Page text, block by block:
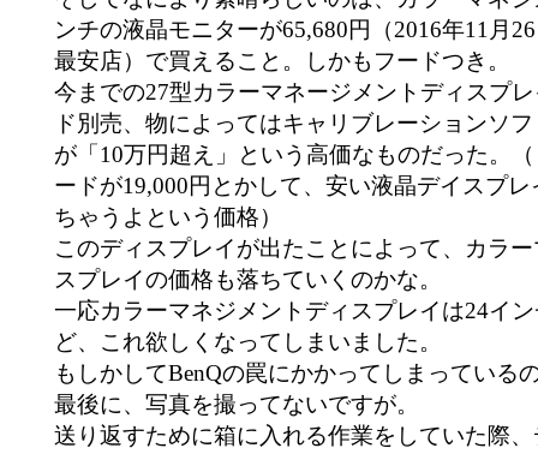
ンチの液晶モニターが65,680円（2016年11月
最安店）で買えること。しかもフードつき。
今までの27型カラーマネージメントディスプ
ド別売、物によってはキャリブレーションソ
が「10万円超え」という高価なものだった。
ードが19,000円とかして、安い液晶デイスプ
ちゃうよという価格）
このディスプレイが出たことによって、カラ
スプレイの価格も落ちていくのかな。
一応カラーマネジメントディスプレイは24イ
ど、これ欲しくなってしまいました。
もしかしてBenQの罠にかかってしまっている
最後に、写真を撮ってないですが。
送り返すために箱に入れる作業をしていた際